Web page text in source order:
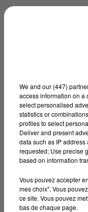
We and our (447)
access information on a
select personalised
statistics or
profiles to select
Deliver and present
data such as IP
requested; Use precise
based on information
Vous pouvez accepter
mes choix". Vous
ce site. Vous pouvez
bas de chaque page.